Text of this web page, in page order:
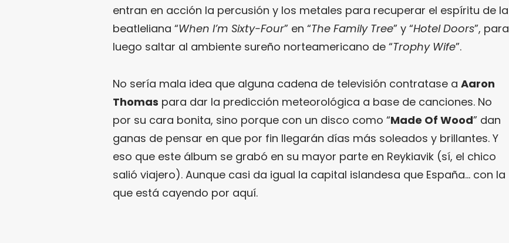
entran en acción la percusión y los metales para recuperar el espíritu de la
beatleliana “When I’m Sixty-Four” en “The Family Tree” y “Hotel Doors”, para
luego saltar al ambiente sureño norteamericano de “Trophy Wife”.
No sería mala idea que alguna cadena de televisión contratase a Aaron
Thomas para dar la predicción meteorológica a base de canciones. No
por su cara bonita, sino porque con un disco como “Made Of Wood” dan
ganas de pensar en que por fin llegarán días más soleados y brillantes. Y
eso que este álbum se grabó en su mayor parte en Reykiavik (sí, el chico
salió viajero). Aunque casi da igual la capital islandesa que España… con la
que está cayendo por aquí.